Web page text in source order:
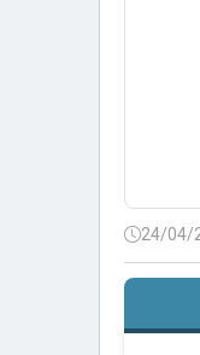
24/04/